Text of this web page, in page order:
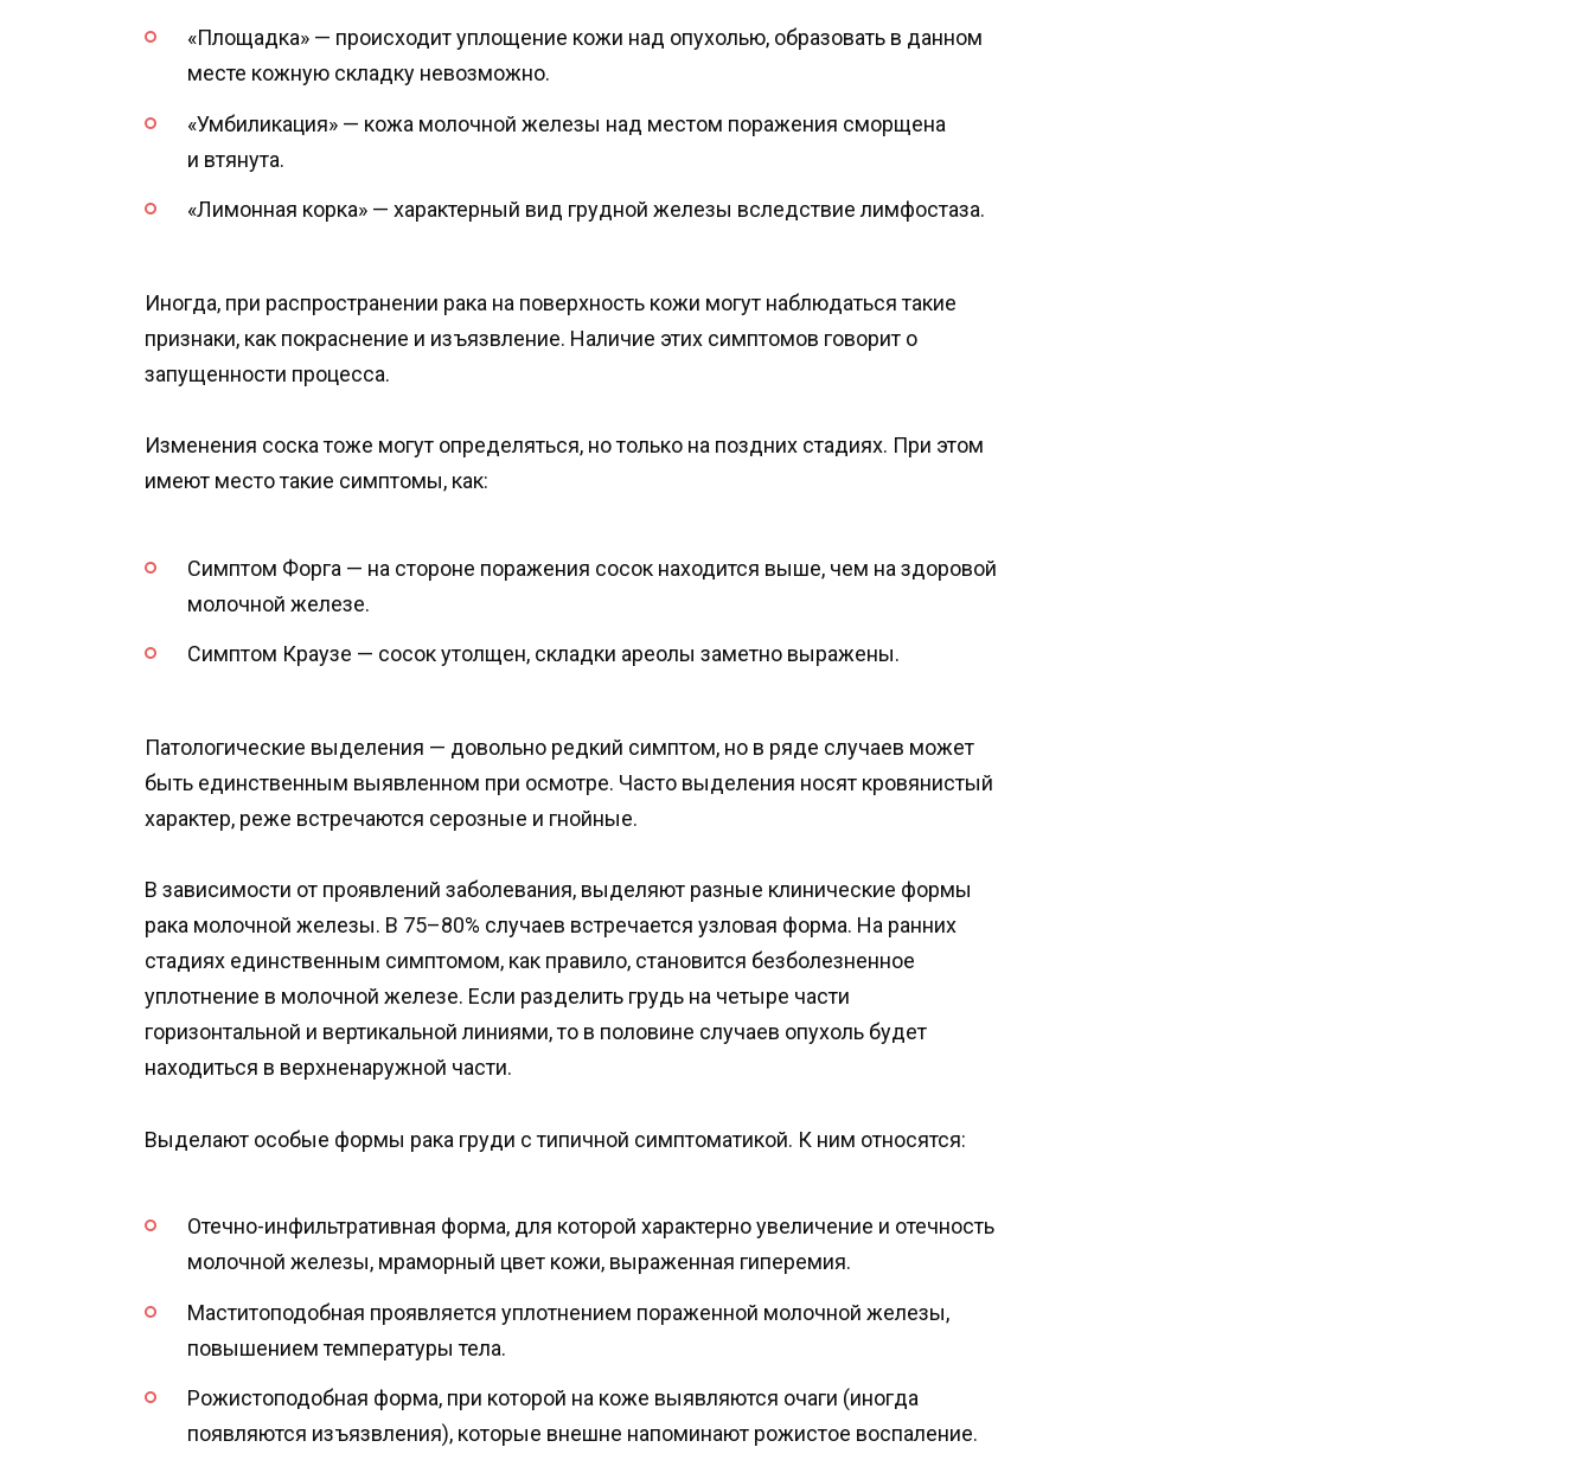
«Площадка» — происходит уплощение кожи над опухолью, образовать в данном
месте кожную складку невозможно.
«Умбиликация» — кожа молочной железы над местом поражения сморщена
и втянута.
«Лимонная корка» — характерный вид грудной железы вследствие лимфостаза.
Иногда, при распространении рака на поверхность кожи могут наблюдаться такие
признаки, как покраснение и изъязвление. Наличие этих симптомов говорит о
запущенности процесса.
Изменения соска тоже могут определяться, но только на поздних стадиях. При этом
имеют место такие симптомы, как:
Симптом Форга — на стороне поражения сосок находится выше, чем на здоровой
молочной железе.
Симптом Краузе — сосок утолщен, складки ареолы заметно выражены.
Патологические выделения — довольно редкий симптом, но в ряде случаев может
быть единственным выявленном при осмотре. Часто выделения носят кровянистый
характер, реже встречаются серозные и гнойные.
В зависимости от проявлений заболевания, выделяют разные клинические формы
рака молочной железы. В 75–80% случаев встречается узловая форма. На ранних
стадиях единственным симптомом, как правило, становится безболезненное
уплотнение в молочной железе. Если разделить грудь на четыре части
горизонтальной и вертикальной линиями, то в половине случаев опухоль будет
находиться в верхненаружной части.
Выделают особые формы рака груди с типичной симптоматикой. К ним относятся:
Отечно-инфильтративная форма, для которой характерно увеличение и отечность
молочной железы, мраморный цвет кожи, выраженная гиперемия.
Маститоподобная проявляется уплотнением пораженной молочной железы,
повышением температуры тела.
Рожистоподобная форма, при которой на коже выявляются очаги (иногда
появляются изъязвления), которые внешне напоминают рожистое воспаление.